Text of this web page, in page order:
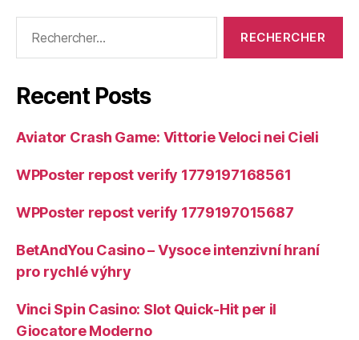
Recent Posts
Aviator Crash Game: Vittorie Veloci nei Cieli
WPPoster repost verify 1779197168561
WPPoster repost verify 1779197015687
BetAndYou Casino – Vysoce intenzivní hraní
pro rychlé výhry
Vinci Spin Casino: Slot Quick‑Hit per il
Giocatore Moderno